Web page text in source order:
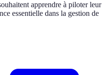
apprendre à piloter leur
essentielle dans la gestion de